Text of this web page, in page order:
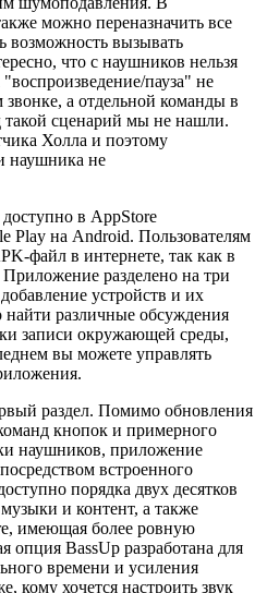
можно переназначить все
возможность вызывать
что с наушников нельзя
пауза" не
а отдельной команды в
сценарий мы не нашли.
Холла и поэтому
наушника не
в AppStore
Play на Android. Пользователям
файл в интернете, так как в
разделено на три
устройств и их
различные обсуждения
записи окружающей среды,
вы можете управлять
раздел. Помимо обновления
кнопок и примерного
наушников, приложение
встроенного
порядка двух десятков
и контент, а также
имеющая более ровную
опция BassUp разработана для
времени и усиления
кому хочется настроить звук